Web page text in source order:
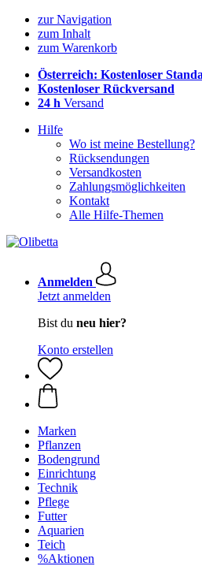
zur Navigation
zum Inhalt
zum Warenkorb
Österreich: Kostenloser
Kostenloser Rückversand
24 h Versand
Hilfe
Wo ist meine Bestellung?
Rücksendungen
Versandkosten
Zahlungsmöglichkeiten
Kontakt
Alle Hilfe-Themen
Anmelden
Jetzt anmelden
Bist du neu hier?
Konto erstellen
Marken
Pflanzen
Bodengrund
Einrichtung
Technik
Pflege
Futter
Aquarien
Teich
%Aktionen